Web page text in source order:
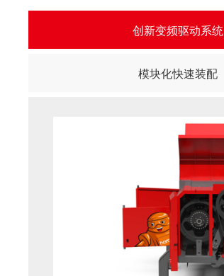
创新变频驱动系统
模块化快速装配